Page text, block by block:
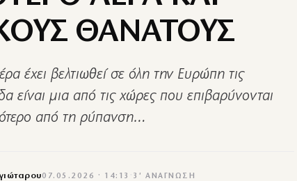
ΘΑΝΑΤΟΥΣ
έχει βελτιωθεί σε όλη την Ευρώπη τις
είναι μια από τις χώρες που επιβαρύνονται
από τη ρύπανση…
07.05.2026 · 14:13 · 3′ ΑΝΆΓΝΩΣΗ